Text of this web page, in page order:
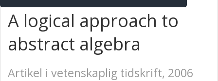
A logical approach to
abstract algebra
Artikel i vetenskaplig tidskrift, 2006